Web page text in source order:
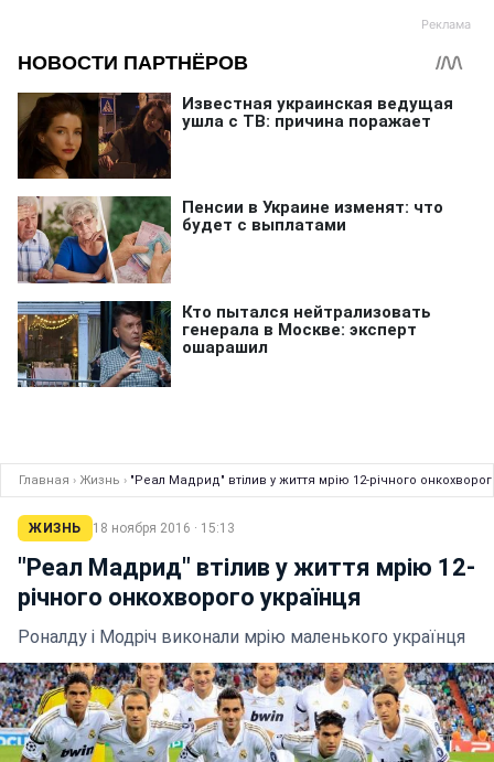
Главная › Жизнь › "Реал Мадрид" втілив у життя мрію 12-річного
ЖИЗНЬ 18 ноября 2016 · 15:13
"Реал Мадрид" втілив у життя мрію 12-
річного онкохворого українця
Роналду і Модріч виконали мрію маленького українця